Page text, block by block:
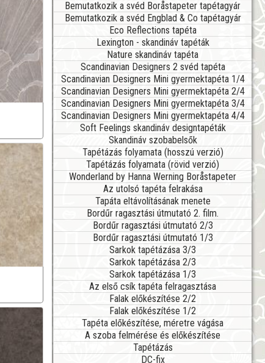
Bemutatkozik a svéd Boråstapeter tapétagyár
Bemutatkozik a svéd Engblad & Co tapétagyár
Eco Reflections tapéta
Lexington - skandináv tapéták
Nature skandináv tapéta
Scandinavian Designers 2 svéd tapéta
Scandinavian Designers Mini gyermektapéta 1/4
Scandinavian Designers Mini gyermektapéta 2/4
Scandinavian Designers Mini gyermektapéta 3/4
Scandinavian Designers Mini gyermektapéta 4/4
Soft Feelings skandináv designtapéták
Skandináv szobabelsők
Tapétázás folyamata (hosszú verzió)
Tapétázás folyamata (rövid verzió)
Wonderland by Hanna Werning Boråstapeter
Az utolsó tapéta felrakása
Tapáta eltávolításának menete
Bordűr ragasztási útmutató 2. film.
Bordűr ragasztási útmutató 2/3
Bordűr ragasztási útmutató 1/3
Sarkok tapétázása 3/3
Sarkok tapétázása 2/3
Sarkok tapétázása 1/3
Az első csík tapéta felragasztása
Falak előkészítése 2/2
Falak előkészítése 1/2
Tapéta előkészítése, méretre vágása
A szoba felmérése és előkészítése
Tapétázás
DC-fix